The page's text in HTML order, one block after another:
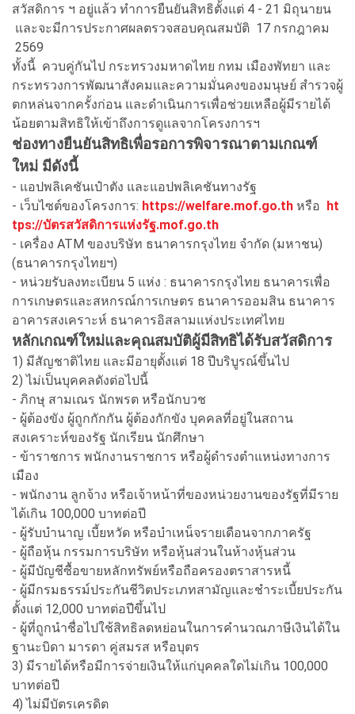
สวัสดิการ ฯ อยู่แล้ว ทำการยืนยันสิทธิตั้งแต่ 4 - 21 มิถุนายน
และจะมีการประกาศผลตรวจสอบคุณสมบัติ 17 กรกฎาคม
2569
ทั้งนี้ ควบคู่กันไป กระทรวงมหาดไทย กทม เมืองพัทยา และ
กระทรวงการพัฒนาสังคมและความมั่นคงของมนุษย์ สำรวจผู้
ตกหล่นจากครั้งก่อน และดำเนินการเพื่อช่วยเหลือผู้มีรายได้
น้อยตามสิทธิให้เข้าถึงการดูแลจากโครงการฯ
ช่องทางยืนยันสิทธิเพื่อรอการพิจารณาตามเกณฑ์
ใหม่ มีดังนี้
- แอปพลิเคชันเป๋าตัง และแอปพลิเคชันทางรัฐ
- เว็บไซต์ของโครงการ: https://welfare.mof.go.th หรือ ht
tps://บัตรสวัสดิการแห่งรัฐ.mof.go.th
- เครื่อง ATM ของบริษัท ธนาคารกรุงไทย จำกัด (มหาชน)
(ธนาคารกรุงไทยฯ)
- หน่วยรับลงทะเบียน 5 แห่ง : ธนาคารกรุงไทย ธนาคารเพื่อ
การเกษตรและสหกรณ์การเกษตร ธนาคารออมสิน ธนาคาร
อาคารสงเคราะห์ ธนาคารอิสลามแห่งประเทศไทย
หลักเกณฑ์ใหม่และคุณสมบัติผู้มีสิทธิได้รับสวัสดิการ
1) มีสัญชาติไทย และมีอายุตั้งแต่ 18 ปีบริบูรณ์ขึ้นไป
2) ไม่เป็นบุคคลดังต่อไปนี้
- ภิกษุ สามเณร นักพรต หรือนักบวช
- ผู้ต้องขัง ผู้ถูกกักกัน ผู้ต้องกักขัง บุคคลที่อยู่ในสถาน
สงเคราะห์ของรัฐ นักเรียน นักศึกษา
- ข้าราชการ พนักงานราชการ หรือผู้ดำรงตำแหน่งทางการ
เมือง
- พนักงาน ลูกจ้าง หรือเจ้าหน้าที่ของหน่วยงานของรัฐที่มีราย
ได้เกิน 100,000 บาทต่อปี
- ผู้รับบำนาญ เบี้ยหวัด หรือบำเหน็จรายเดือนจากภาครัฐ
- ผู้ถือหุ้น กรรมการบริษัท หรือหุ้นส่วนในห้างหุ้นส่วน
- ผู้มีบัญชีซื้อขายหลักทรัพย์หรือถือครองตราสารหนี้
- ผู้มีกรมธรรม์ประกันชีวิตประเภทสามัญและชำระเบี้ยประกัน
ตั้งแต่ 12,000 บาทต่อปีขึ้นไป
- ผู้ที่ถูกนำชื่อไปใช้สิทธิลดหย่อนในการคำนวณภาษีเงินได้ใน
ฐานะบิดา มารดา คู่สมรส หรือบุตร
3) มีรายได้หรือมีการจ่ายเงินให้แก่บุคคลใดไม่เกิน 100,000
บาทต่อปี
4) ไม่มีบัตรเครดิต